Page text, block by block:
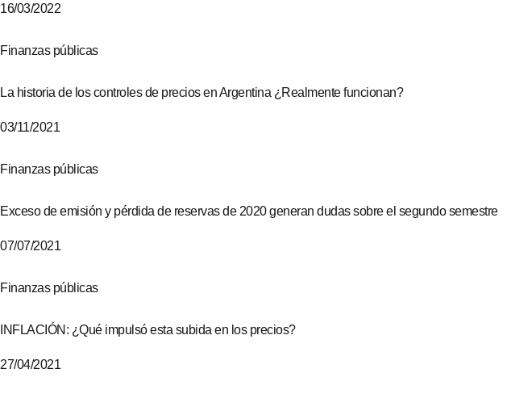
16/03/2022
Finanzas públicas
La historia de los controles de precios en Argentina ¿Realmente funcionan?
03/11/2021
Finanzas públicas
Exceso de emisión y pérdida de reservas de 2020 generan dudas sobre el segundo semestre
07/07/2021
Finanzas públicas
INFLACIÓN: ¿Qué impulsó esta subida en los precios?
27/04/2021